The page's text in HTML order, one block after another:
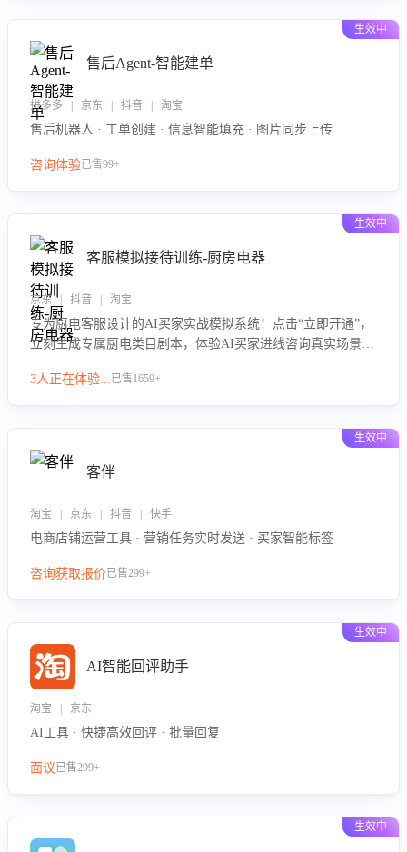
生效中
售后Agent-智能建单
拼多多 | 京东 | 抖音 | 淘宝
售后机器人 · 工单创建 · 信息智能填充 · 图片同步上传
咨询体验已售99+
生效中
客服模拟接待训练-厨房电器
京东 | 抖音 | 淘宝
专为厨电客服设计的AI买家实战模拟系统！点击“立即开通”，
立刻生成专属厨电类目剧本，体验AI买家进线咨询真实场景训
技巧！
3人正在体验...已售1659+
生效中
客伴
淘宝 | 京东 | 抖音 | 快手
电商店铺运营工具 · 营销任务实时发送 · 买家智能标签
咨询获取报价已售299+
生效中
AI智能回评助手
淘宝 | 京东
AI工具 · 快捷高效回评 · 批量回复
面议已售299+
生效中